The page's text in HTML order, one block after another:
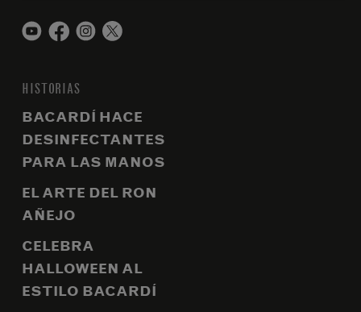
HISTORIAS
BACARDÍ HACE
DESINFECTANTES
PARA LAS MANOS
EL ARTE DEL RON
AÑEJO
CELEBRA
HALLOWEEN AL
ESTILO BACARDÍ